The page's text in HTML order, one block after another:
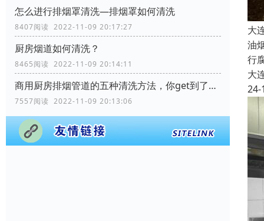
怎么进行排烟罩清洗—排烟罩如何清洗
8407阅读 2022-11-09 20:17:27
厨房烟道如何清洗？
8465阅读 2022-11-09 20:14:11
商用厨房排烟管道的五种清洗方法，你get到了吗？
7557阅读 2022-11-09 20:13:06
大
油
行
大
24-